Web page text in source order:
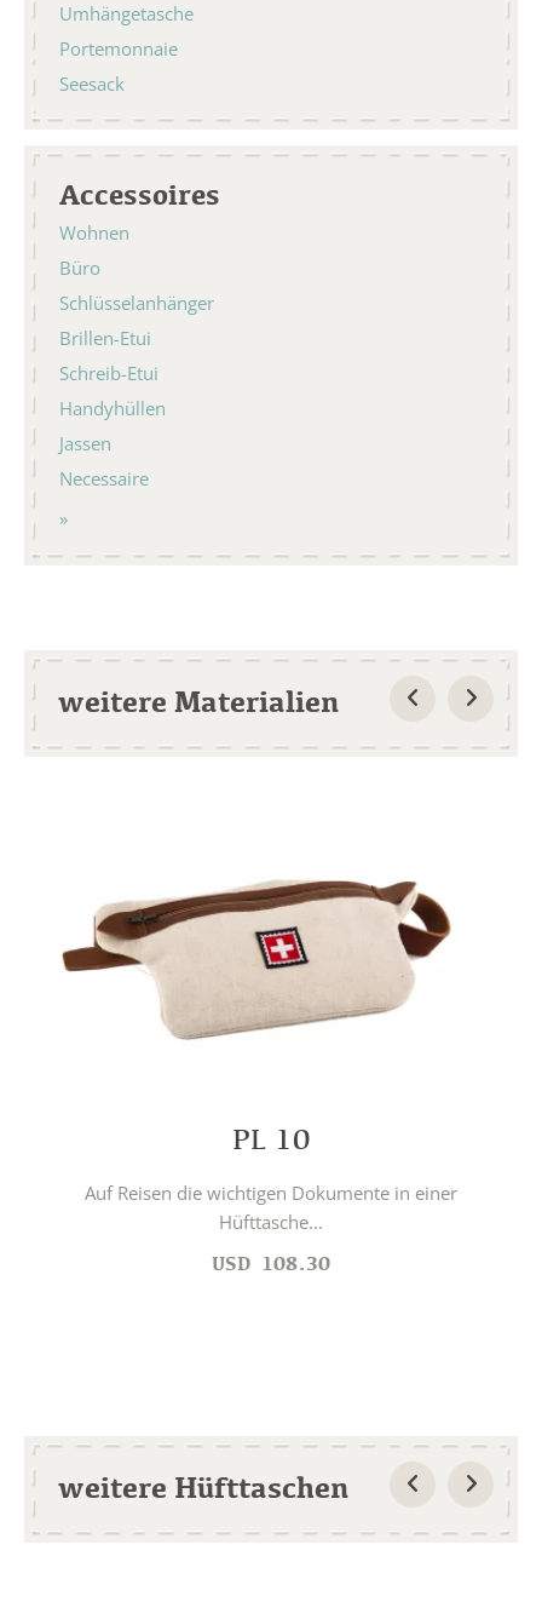
Umhängetasche
Portemonnaie
Seesack
Accessoires
Wohnen
Büro
Schlüsselanhänger
Brillen-Etui
Schreib-Etui
Handyhüllen
Jassen
Necessaire
weitere Materialien
PL 10
Auf Reisen die wichtigen Dokumente in einer
Hüfttasche...
USD 108.30
weitere Hüfttaschen